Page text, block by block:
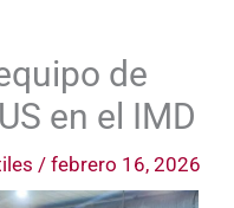
de
en el IMD
/ febrero 16, 2026